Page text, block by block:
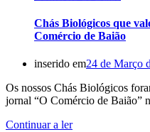
Chás Biológicos que
Comércio de Baião
inserido em24 de Março
Os nossos Chás Biológicos
jornal “O Comércio de Baião”
Continuar a ler